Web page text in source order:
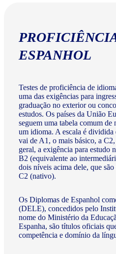
ESPANHOL
Testes de proficiência de
uma das exigências para
graduação no exterior ou
estudos. Os países da União
seguem uma tabela comum
um idioma. A escala é dividida
vai de A1, o mais básico, a
geral, a exigência para estudo
B2 (equivalente ao
dois níveis acima dele, que
C2 (nativo).
Os Diplomas de Espanhol
(DELE), concedidos pelo
nome do Ministério da
Espanha, são títulos oficiais
competência e domínio da